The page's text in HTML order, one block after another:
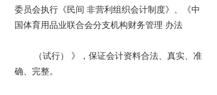
委员会执行《民间 非营利组织会计制度》、《中
国体育用品业联合会分支机构财务管理 办法
（试行） 》，保证会计资料合法、真实、准
确、完整。